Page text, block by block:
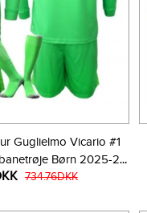
Guglielmo Vicario #1
Børn 2025-26
(+ Korte bukser)
734.76DKK